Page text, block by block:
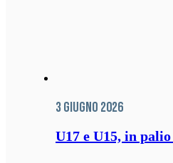
3 Giugno 2026
U17 e U15, in